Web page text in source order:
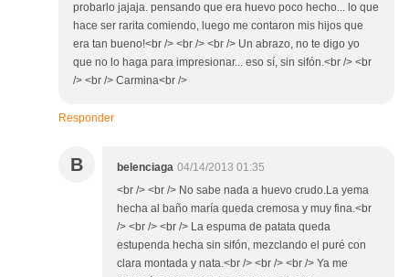
probarlo jajaja. pensando que era huevo poco hecho... lo que
hace ser rarita comiendo, luego me contaron mis hijos que
era tan bueno!<br /> <br /> <br /> Un abrazo, no te digo yo
que no lo haga para impresionar... eso sí, sin sifón.<br /> <br
/> <br /> Carmina<br />
Responder
B belenciaga 04/14/2013 01:35
<br /> <br /> No sabe nada a huevo crudo.La yema
hecha al baño maría queda cremosa y muy fina.<br
/> <br /> <br /> La espuma de patata queda
estupenda hecha sin sifón, mezclando el puré con
clara montada y nata.<br /> <br /> <br /> Ya me